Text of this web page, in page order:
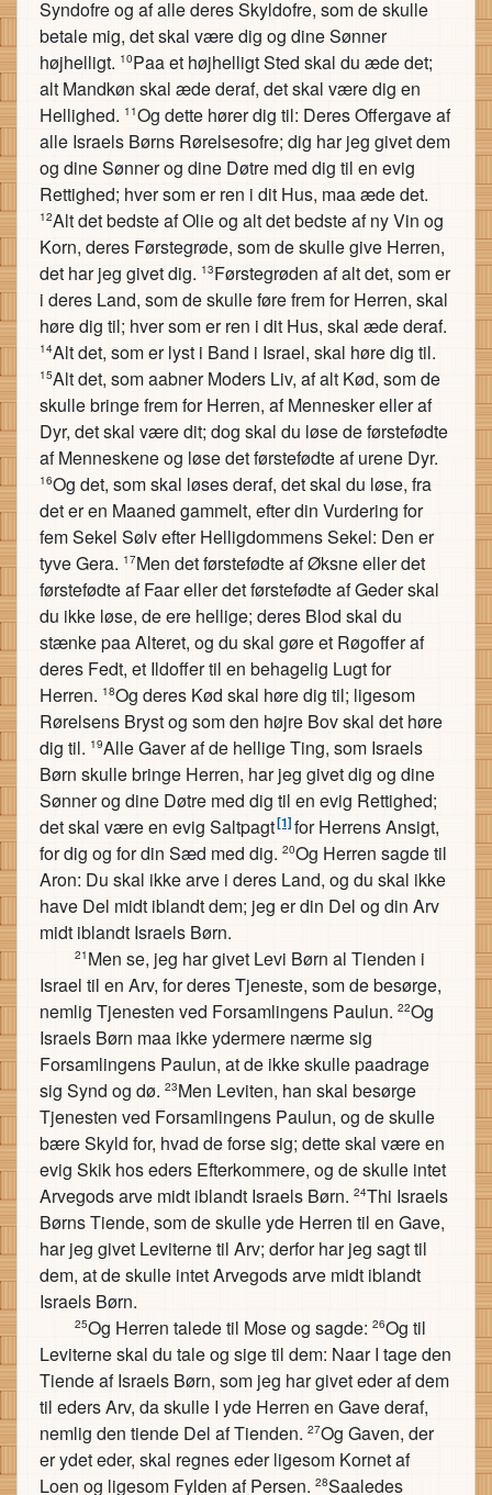
Syndofre og af alle deres Skyldofre, som de skulle
betale mig, det skal være dig og dine Sønner
højhelligt. 10Paa et højhelligt Sted skal du æde det;
alt Mandkøn skal æde deraf, det skal være dig en
Hellighed. 11Og dette hører dig til: Deres Offergave af
alle Israels Børns Rørelsesofre; dig har jeg givet dem
og dine Sønner og dine Døtre med dig til en evig
Rettighed; hver som er ren i dit Hus, maa æde det.
12Alt det bedste af Olie og alt det bedste af ny Vin og
Korn, deres Førstegrøde, som de skulle give Herren,
det har jeg givet dig. 13Førstegrøden af alt det, som er
i deres Land, som de skulle føre frem for Herren, skal
høre dig til; hver som er ren i dit Hus, skal æde deraf.
14Alt det, som er lyst i Band i Israel, skal høre dig til.
15Alt det, som aabner Moders Liv, af alt Kød, som de
skulle bringe frem for Herren, af Mennesker eller af
Dyr, det skal være dit; dog skal du løse de førstefødte
af Menneskene og løse det førstefødte af urene Dyr.
16Og det, som skal løses deraf, det skal du løse, fra
det er en Maaned gammelt, efter din Vurdering for
fem Sekel Sølv efter Helligdommens Sekel: Den er
tyve Gera. 17Men det førstefødte af Øksne eller det
førstefødte af Faar eller det førstefødte af Geder skal
du ikke løse, de ere hellige; deres Blod skal du
stænke paa Alteret, og du skal gøre et Røgoffer af
deres Fedt, et Ildoffer til en behagelig Lugt for
Herren. 18Og deres Kød skal høre dig til; ligesom
Rørelsens Bryst og som den højre Bov skal det høre
dig til. 19Alle Gaver af de hellige Ting, som Israels
Børn skulle bringe Herren, har jeg givet dig og dine
Sønner og dine Døtre med dig til en evig Rettighed;
det skal være en evig Saltpagt[1]for Herrens Ansigt,
for dig og for din Sæd med dig. 20Og Herren sagde til
Aron: Du skal ikke arve i deres Land, og du skal ikke
have Del midt iblandt dem; jeg er din Del og din Arv
midt iblandt Israels Børn.
21 Men se, jeg har givet Levi Børn al Tienden i
Israel til en Arv, for deres Tjeneste, som de besørge,
nemlig Tjenesten ved Forsamlingens Paulun. 22Og
Israels Børn maa ikke ydermere nærme sig
Forsamlingens Paulun, at de ikke skulle paadrage
sig Synd og dø. 23Men Leviten, han skal besørge
Tjenesten ved Forsamlingens Paulun, og de skulle
bære Skyld for, hvad de forse sig; dette skal være en
evig Skik hos eders Efterkommere, og de skulle intet
Arvegods arve midt iblandt Israels Børn. 24Thi Israels
Børns Tiende, som de skulle yde Herren til en Gave,
har jeg givet Leviterne til Arv; derfor har jeg sagt til
dem, at de skulle intet Arvegods arve midt iblandt
Israels Børn.
25Og Herren talede til Mose og sagde: 26Og til
Leviterne skal du tale og sige til dem: Naar I tage den
Tiende af Israels Børn, som jeg har givet eder af dem
til eders Arv, da skulle I yde Herren en Gave deraf,
nemlig den tiende Del af Tienden. 27Og Gaven, der
er ydet eder, skal regnes eder ligesom Kornet af
Loen og ligesom Fylden af Persen. 28Saaledes